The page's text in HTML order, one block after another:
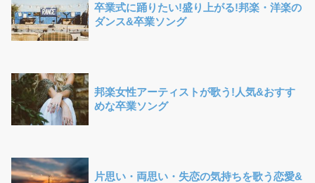
卒業式に踊りたい!盛り上がる!邦楽・洋楽の
ダンス&卒業ソング
邦楽女性アーティストが歌う!人気&おすす
めな卒業ソング
片思い・両思い・失恋の気持ちを歌う恋愛&